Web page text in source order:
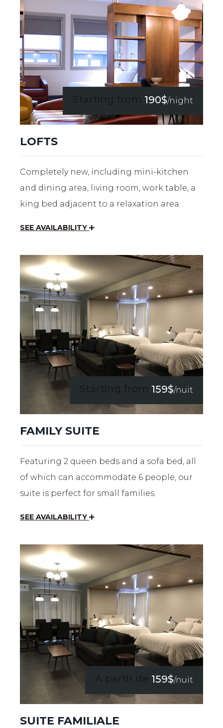
Starting from 190$/night
LOFTS
Completely new, including mini-kitchen
and dining area, living room, work table, a
king bed adjacent to a relaxation area.
SEE AVAILABILITY
Starting from 159$/nuit
FAMILY SUITE
Featuring 2 queen beds and a sofa bed, all
of which can accommodate 6 people, our
suite is perfect for small families.
SEE AVAILABILITY
À partir de 159$/nuit
SUITE FAMILIALE